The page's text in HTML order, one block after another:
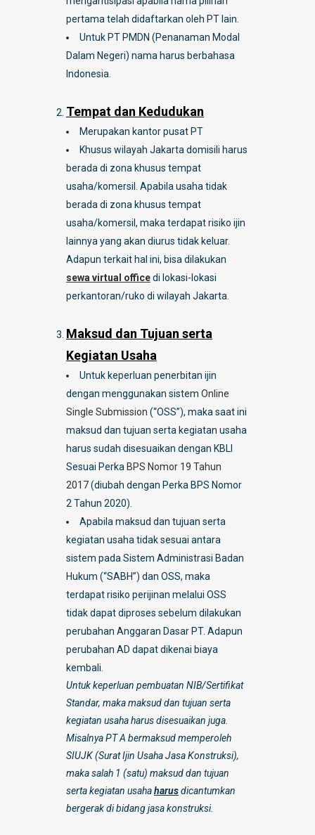
pertama telah didaftarkan oleh PT lain.
Untuk PT PMDN (Penanaman Modal
Dalam Negeri) nama harus berbahasa
Indonesia.
Tempat dan Kedudukan
Merupakan kantor pusat PT
Khusus wilayah Jakarta domisili harus
berada di zona khusus tempat
usaha/komersil. Apabila usaha tidak
berada di zona khusus tempat
usaha/komersil, maka terdapat risiko ijin
lainnya yang akan diurus tidak keluar.
Adapun terkait hal ini, bisa dilakukan
sewa virtual officedi lokasi-lokasi
perkantoran/ruko di wilayah Jakarta.
Maksud dan Tujuan serta
Kegiatan Usaha
Untuk keperluan penerbitan ijin
dengan menggunakan sistem Online
Single Submission (“OSS”), maka saat ini
maksud dan tujuan serta kegiatan usaha
harus sudah disesuaikan dengan KBLI
Sesuai Perka BPS Nomor 19 Tahun
2017(diubah dengan Perka BPS Nomor
2 Tahun 2020).
Apabila maksud dan tujuan serta
kegiatan usaha tidak sesuai antara
sistem pada Sistem Administrasi Badan
Hukum (“SABH”) dan OSS, maka
terdapat risiko perijinan melalui OSS
tidak dapat diproses sebelum dilakukan
perubahan Anggaran Dasar PT. Adapun
perubahan AD dapat dikenai biaya
kembali.
Untuk keperluan pembuatan NIB/Sertifikat
Standar, maka maksud dan tujuan serta
kegiatan usaha harus disesuaikan juga.
Misalnya PT A bermaksud memperoleh
SIUJK (Surat Ijin Usaha Jasa Konstruksi),
maka salah 1 (satu) maksud dan tujuan
serta kegiatan usahaharusdicantumkan
bergerak di bidang jasa konstruksi.